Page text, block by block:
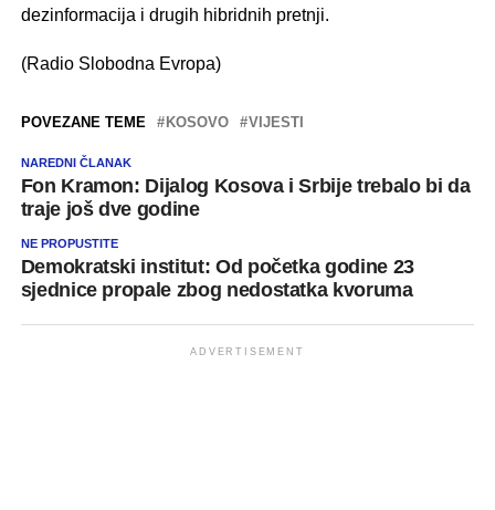
dezinformacija i drugih hibridnih pretnji.
(Radio Slobodna Evropa)
POVEZANE TEME KOSOVO VIJESTI
NAREDNI ČLANAK
Fon Kramon: Dijalog Kosova i Srbije trebalo bi da
traje još dve godine
NE PROPUSTITE
Demokratski institut: Od početka godine 23
sjednice propale zbog nedostatka kvoruma
ADVERTISEMENT